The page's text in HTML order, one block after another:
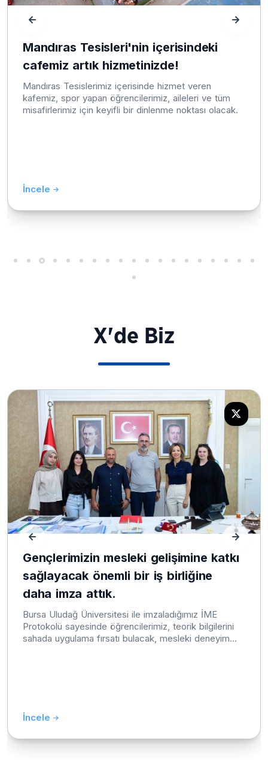
Mandıras Tesisleri'nin içerisindeki
cafemiz artık hizmetinizde!
Mandıras Tesislerimiz içerisinde hizmet veren
kafemiz, spor yapan öğrencilerimiz, aileleri ve tüm
misafirlerimiz için keyifli bir dinlenme noktası olacak.
İncele
X'de Biz
Gençlerimizin mesleki gelişimine katkı
sağlayacak önemli bir iş birliğine
daha imza attık.
Bursa Uludağ Üniversitesi ile imzaladığımız İME
Protokolü sayesinde öğrencilerimiz, teorik bilgilerini
sahada uygulama fırsatı bulacak, mesleki deneyim
İncele